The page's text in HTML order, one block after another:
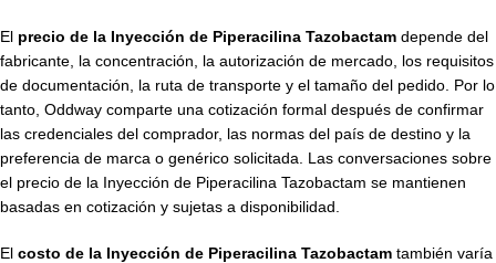
El precio de la Inyección de Piperacilina Tazobactam depende del
fabricante, la concentración, la autorización de mercado, los requisitos
de documentación, la ruta de transporte y el tamaño del pedido. Por lo
tanto, Oddway comparte una cotización formal después de confirmar
las credenciales del comprador, las normas del país de destino y la
preferencia de marca o genérico solicitada. Las conversaciones sobre
el precio de la Inyección de Piperacilina Tazobactam se mantienen
basadas en cotización y sujetas a disponibilidad.
El costo de la Inyección de Piperacilina Tazobactam también varía